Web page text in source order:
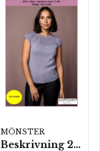
MÖNSTER
Beskrivning 2515